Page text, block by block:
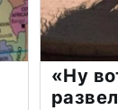
«Ну